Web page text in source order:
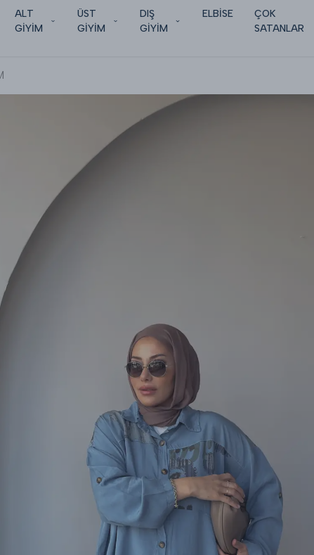
ALT
GİYİM
ÜST
GİYİM
DIŞ
GİYİM
ELBİSE
ÇOK
SATANLAR